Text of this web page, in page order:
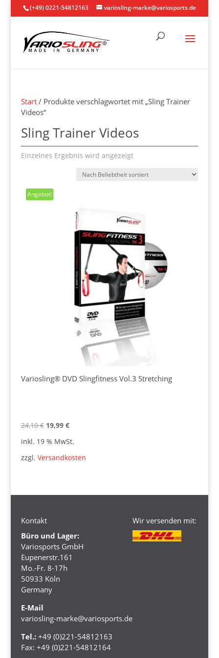
(+49) 0221-54812163 variosling-marke@variosports.de
Start/ Produkte verschlagwortet mit „Sling Trainer
Videos“
Sling Trainer Videos
Einzelnes Ergebnis wird angezeigt
Angebot!
Variosling® DVD Slingfitness Vol.3 Stretching
24,10€ Ursprünglicher
war:
24,10 €
19,99 €Aktueller
ist:
19,99 €.
inkl. 19 % MwSt.
zzgl. Versandkosten
Kontakt
Büro und Lager:
Variosports GmbH
Eupenerstr.161
Mo.-Fr. 8-17h
50933 Köln
Germany
E-Mail
variosling-marke@variosports.de
Tel.: +49 (0)221-54812163
Fax: +49 (0)221-54812164
Wir versenden mit: